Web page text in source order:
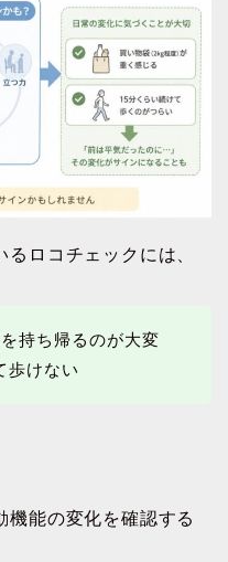
ロコチェックには、
持ち帰るのが大変
歩けない
機能の変化を確認する